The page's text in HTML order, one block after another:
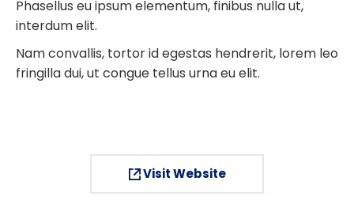
Phasellus eu ipsum elementum, finibus nulla ut,
interdum elit.
Nam convallis, tortor id egestas hendrerit, lorem leo
fringilla dui, ut congue tellus urna eu elit.
Visit Website